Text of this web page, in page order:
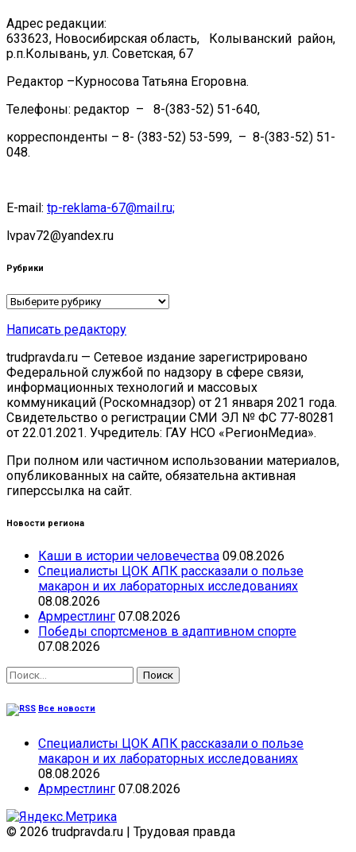
Адрес редакции:
633623, Новосибирская область, Колыванский район,
р.п.Колывань, ул. Советская, 67
Редактор –Курносова Татьяна Егоровна.
Телефоны: редактор – 8-(383-52) 51-640,
корреспонденты – 8- (383-52) 53-599, – 8-(383-52) 51-
048.
E-mail: tp-reklama-67@mail.ru;
lvpav72@yandex.ru
Рубрики
Рубрики
Написать редактору
trudpravda.ru — Сетевое издание зарегистрировано
Федеральной службой по надзору в сфере связи,
информационных технологий и массовых
коммуникаций (Роскомнадзор) от 21 января 2021 года.
Свидетельство о регистрации СМИ ЭЛ № ФС 77-80281
от 22.01.2021. Учредитель: ГАУ НСО «РегионМедиа».
При полном или частичном использовании материалов,
опубликованных на сайте, обязательна активная
гиперссылка на сайт.
Новости региона
Каши в истории человечества 09.08.2026
Специалисты ЦОК АПК рассказали о пользе
макарон и их лабораторных исследованиях
08.08.2026
Армрестлинг 07.08.2026
Победы спортсменов в адаптивном спорте
07.08.2026
Найти:
Все новости
Специалисты ЦОК АПК рассказали о пользе
макарон и их лабораторных исследованиях
08.08.2026
Армрестлинг 07.08.2026
© 2026 trudpravda.ru | Трудовая правда